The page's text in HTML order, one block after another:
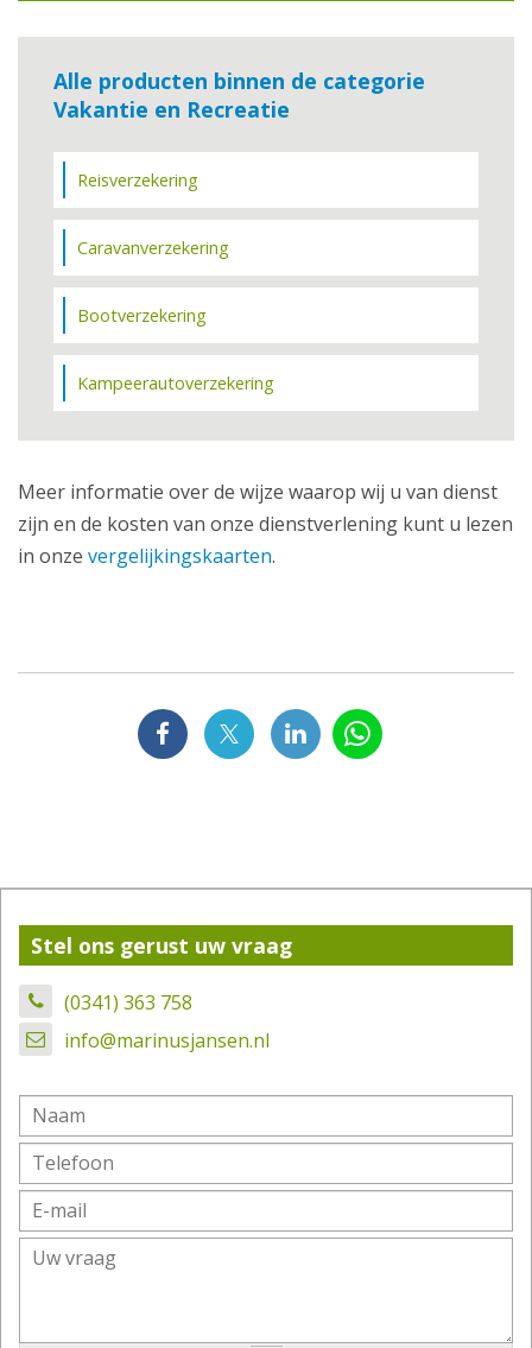
Alle producten binnen de categorie
Vakantie en Recreatie
Reisverzekering
Caravanverzekering
Bootverzekering
Kampeerautoverzekering
Meer informatie over de wijze waarop wij u van dienst
zijn en de kosten van onze dienstverlening kunt u lezen
in onze vergelijkingskaarten.
Stel ons gerust uw vraag
(0341) 363 758
info@marinusjansen.nl